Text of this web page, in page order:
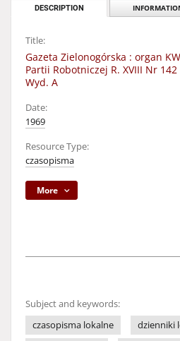
DESCRIPTION
Title:
Gazeta Zielonogórska : organ
Partii Robotniczej R. XVIII Nr
Wyd. A
Date:
1969
Resource Type:
czasopisma
More
Subject and keywords:
czasopisma lokalne
dzienniki